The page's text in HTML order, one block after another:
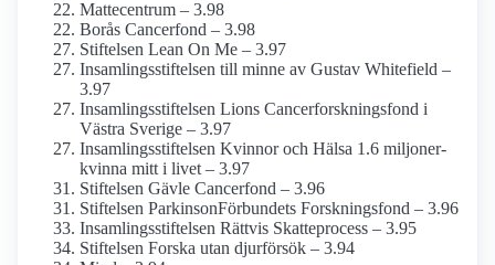
Mattecentrum – 3.98
Borås Cancerfond – 3.98
Stiftelsen Lean On Me – 3.97
Insamlings­stiftelsen till minne av Gustav Whitefield –
3.97
Insamlings­stiftelsen Lions Cancerforsknings­fond i
Västra Sverige – 3.97
Insamlings­stiftelsen Kvinnor och Hälsa 1.6 miljoner-
kvinna mitt i livet – 3.97
Stiftelsen Gävle Cancerfond – 3.96
Stiftelsen Parkinson­Förbundets Forskningsfond – 3.96
Insamlings­stiftelsen Rättvis Skatteprocess – 3.95
Stiftelsen Forska utan djurförsök – 3.94